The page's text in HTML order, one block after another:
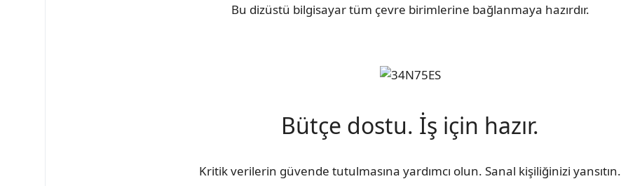
Bu dizüstü bilgisayar tüm çevre birimlerine bağlanmaya hazırdır.
Bütçe dostu. İş için hazır.
Kritik verilerin güvende tutulmasına yardımcı olun. Sanal kişiliğinizi yansıtın.